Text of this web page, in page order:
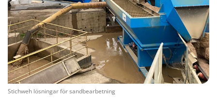
Stichweh lösningar för sandbearbetning